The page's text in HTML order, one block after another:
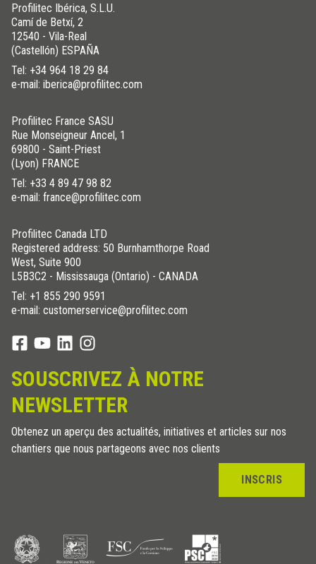
Profilitec Ibérica, S.L.U.
Camí de Betxí, 2
12540 - Vila-Real
(Castellón) ESPAÑA
Tel: +34 964 18 29 84
e-mail: iberica@profilitec.com
Profilitec France SASU
Rue Monseigneur Ancel, 1
69800 - Saint-Priest
(Lyon) FRANCE
Tel: +33 4 89 47 98 82
e-mail: france@profilitec.com
Profilitec Canada LTD
Registered address: 50 Burnhamthorpe Road
West, Suite 900
L5B3C2 - Mississauga (Ontario) - CANADA
Tel: +1 855 290 9591
e-mail: customerservice@profilitec.com
SOUSCRIVEZ À NOTRE
NEWSLETTER
Obtenez un aperçu des actualités, initiatives et articles sur nos
chantiers que nous partageons avec nos clients
INSCRIS